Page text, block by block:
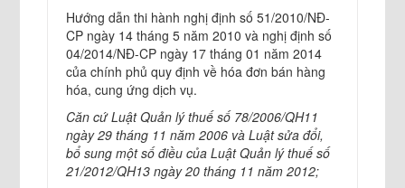
Hướng dẫn thi hành nghị định số 51/2010/NĐ-
CP ngày 14 tháng 5 năm 2010 và nghị định số
04/2014/NĐ-CP ngày 17 tháng 01 năm 2014
của chính phủ quy định về hóa đơn bán hàng
hóa, cung ứng dịch vụ.
Căn cứ Luật Quản lý thuế số 78/2006/QH11
ngày 29 tháng 11 năm 2006 và Luật sửa đổi,
bổ sung một số điều của Luật Quản lý thuế số
21/2012/QH13 ngày 20 tháng 11 năm 2012;